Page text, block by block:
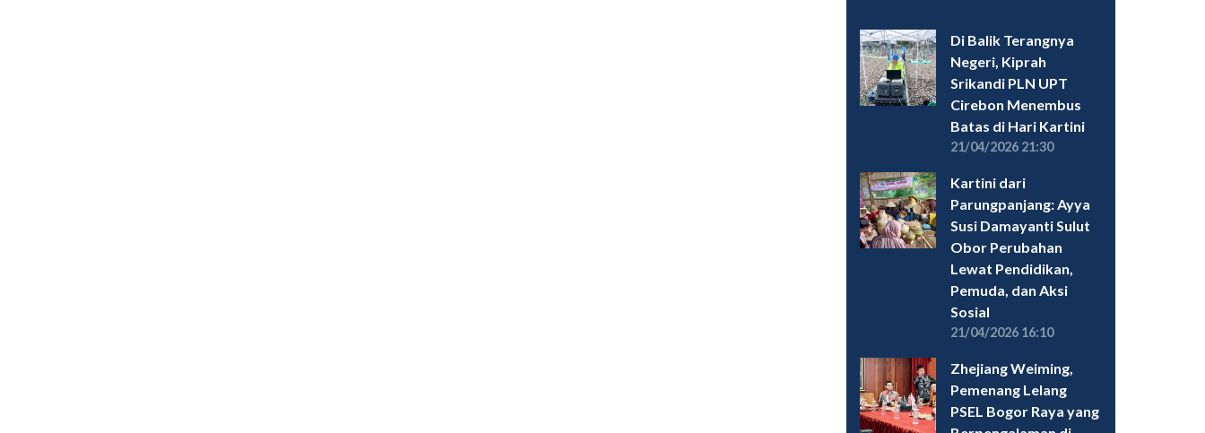
Di Balik Terangnya
Negeri, Kiprah
Srikandi PLN UPT
Cirebon Menembus
Batas di Hari Kartini
21/04/2026 21:30
Kartini dari
Parungpanjang: Ayya
Susi Damayanti Sulut
Obor Perubahan
Lewat Pendidikan,
Pemuda, dan Aksi
Sosial
21/04/2026 16:10
Zhejiang Weiming,
Pemenang Lelang
PSEL Bogor Raya yang